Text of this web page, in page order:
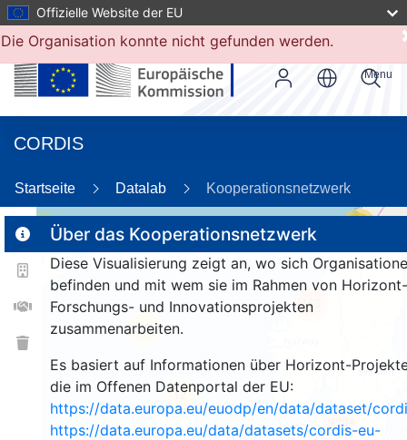
Offizielle Website der EU
CORDIS
Menu
Startseite Datalab Kooperationsnetzwerk
Über das Kooperationsnetzwerk
Diese Visualisierung zeigt an, wo sich
befinden und mit wem sie im Rahmen von Horizont-
Forschungs- und Innovationsprojekten
zusammenarbeiten.
Es basiert auf Informationen über Horizont-
die im Offenen Datenportal der EU:
https://data.europa.eu/euodp/en/data/dataset/
https://data.europa.eu/data/datasets/cordis-eu-
12
25
163
Die Organisation konnte nicht gefunden werden.